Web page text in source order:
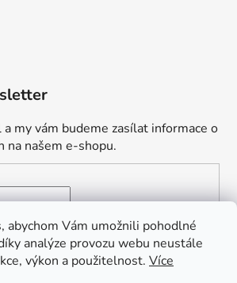
abychom Vám umožnili pohodlné
analýze provozu webu neustále
výkon a použitelnost. Více
my vám budeme zasílat informace o
na našem e-shopu.
souhlasíte s
podmínkami ochrany